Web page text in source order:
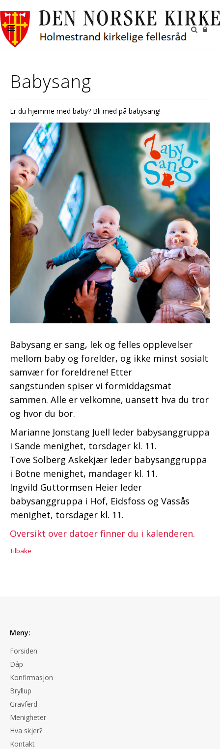
KONFIRMASJON
GRAVFERD
MENIGHETER
GI EN GAVE
HVA SKJER?
KONTAKT OSS
UTLEIE
Babysang
Er du hjemme med baby? Bli med på babysang!
Babysang er sang, lek og felles opplevelser
mellom baby og forelder, og ikke minst sosialt
samvær for foreldrene! Etter
sangstunden spiser vi formiddagsmat
sammen. Alle er velkomne, uansett hva du tror
og hvor du bor.
Marianne Jonstang Juell leder babysanggruppa
i Sande menighet, torsdager kl. 11.
Tove Solberg Askekjær leder babysanggruppa
i Botne menighet, mandager kl. 11.
Ingvild Guttormsen Heier leder
babysanggruppa i Hof, Eidsfoss og Vassås
menighet, torsdager kl. 11.
Oversikt over datoer finner du i kalenderen.
Tilbake
Meny:
Forsiden
Dåp
Konfirmasjon
Bryllup
Gravferd
Menigheter
Hva skjer?
Kontakt